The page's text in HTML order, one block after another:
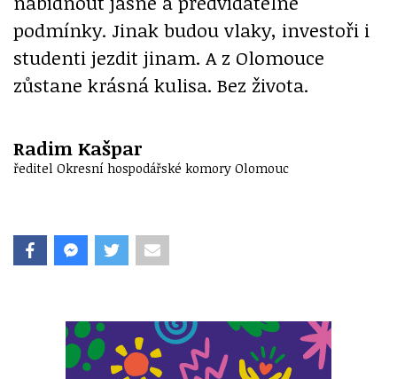
podmínky. Jinak budou vlaky, investoři i
studenti jezdit jinam. A z Olomouce
zůstane krásná kulisa. Bez života.
Radim Kašpar
ředitel Okresní hospodářské komory Olomouc